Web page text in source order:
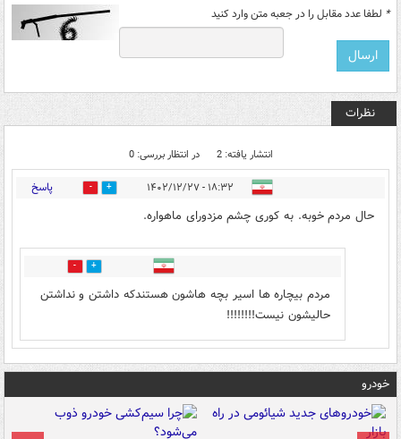
* لطفا عدد مقابل را در جعبه متن وارد کنید
نظرات
انتشار یافته: 2 در انتظار بررسی: 0
۱۸:۳۲ - ۱۴۰۲/۱۲/۲۷ 5 پاسخ
حال مردم خوبه. به کوری چشم مزدورای ماهواره.
0
مردم بیچاره ها اسیر بچه هاشون هستندکه داشتن و نداشتن
حالیشون نیست!!!!!!!!
خودرو